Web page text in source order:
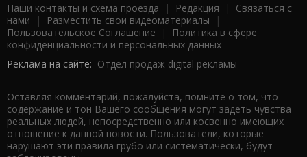
Наши контакты и схема проезда | Редакция | Связаться с
нами | Разместить свои видеоматериалы |
Пользовательское Соглашение |
Политика в сфере
конфиденциальности и персональных данных
Реклама на сайте: Отдел продаж digital рекламы
Оставляя комментарий, пожалуйста, помните о том, что
содержание и тон Вашего сообщения могут задеть чувства
реальных людей, непосредственно или косвенно имеющих
отношение к данной новости. Пользователи, которые
нарушают эти правила грубо или систематически, будут